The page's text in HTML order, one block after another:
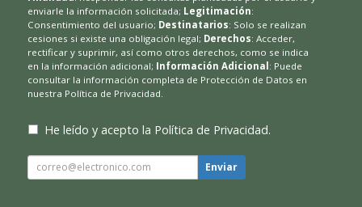
enviarle la información solicitada; Legitimación:
Consentimiento del usuario; Destinatarios: Solo se realizan
cesiones si existe una obligación legal; Derechos: Acceder,
rectificar y suprimir, así como otros derechos, como se indica
en la información adicional; Información Adicional: Puede
consultar la información completa de Protección de Datos en
nuestra Política de Privacidad
He leído y acepto la Política de Privacidad.
Enviar